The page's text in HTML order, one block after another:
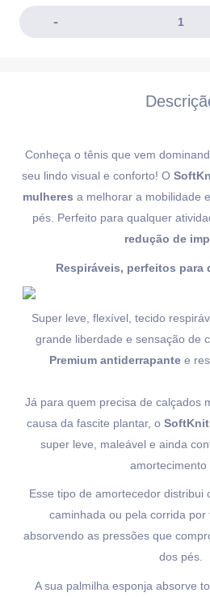
Conheça o tênis que vem
seu lindo visual e conforto! O
mulheres a melhorar a mobilidade
pés. Perfeito para qualquer
redução de
Respiráveis, perfeitos para
Super leve, flexível, tecido
grande liberdade e sensação de
Premium antiderrapantee
Já para quem precisa de calçados
causa da fascite plantar, o SoftKnit
super leve, maleável e ainda
amortecimento
Esse tipo de amortecedor distribui
caminhada ou pela corrida por
absorvendo as pressões que
dos pés.
A sua palmilha esponja absorve